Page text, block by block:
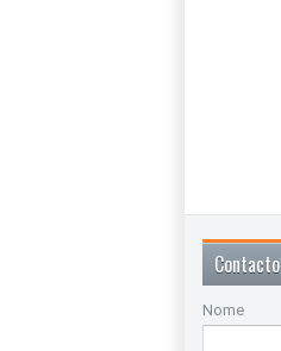
Contacto
Nome